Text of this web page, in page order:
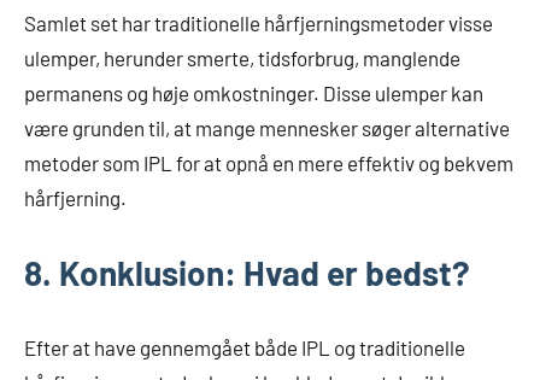
Samlet set har traditionelle hårfjerningsmetoder visse
ulemper, herunder smerte, tidsforbrug, manglende
permanens og høje omkostninger. Disse ulemper kan
være grunden til, at mange mennesker søger alternative
metoder som IPL for at opnå en mere effektiv og bekvem
hårfjerning.
8. Konklusion: Hvad er bedst?
Efter at have gennemgået både IPL og traditionelle